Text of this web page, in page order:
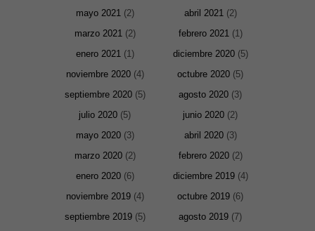
mayo 2021(2) abril 2021(2)
marzo 2021(2) febrero 2021(1)
enero 2021(1) diciembre 2020(5)
noviembre 2020(4) octubre 2020 (5)
septiembre 2020(5) agosto 2020 (3)
julio 2020 (5) junio 2020 (2)
mayo 2020(3) abril 2020(3)
marzo 2020(2) febrero 2020(2)
enero 2020(6) diciembre 2019(4)
noviembre 2019(4) octubre 2019 (6)
septiembre 2019(5) agosto 2019 (7)